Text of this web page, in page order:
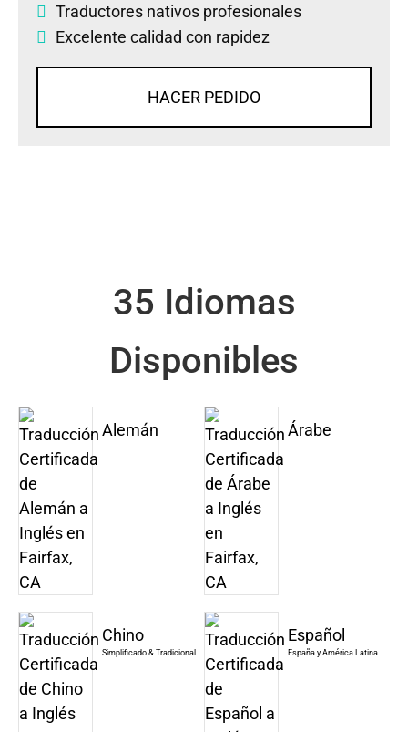
Traductores nativos profesionales
Excelente calidad con rapidez
HACER PEDIDO
35 Idiomas
Disponibles
Alemán Árabe
Chino
Simplificado & Tradicional
Español
España y América Latina